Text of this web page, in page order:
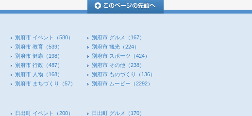
別府市 イベント （580） 別府市 グルメ
（167）
別府市 教育 （539） 別府市 観光 （224）
別府市 健康 （198） 別府市 スポーツ （424）
別府市 行政 （487） 別府市 その他 （238）
別府市 人物 （168） 別府市 ものづくり
（136）
別府市 まちづくり （57） 別府市 ムービー （2292）
日出町 イベント （200） 日出町 グルメ （170）